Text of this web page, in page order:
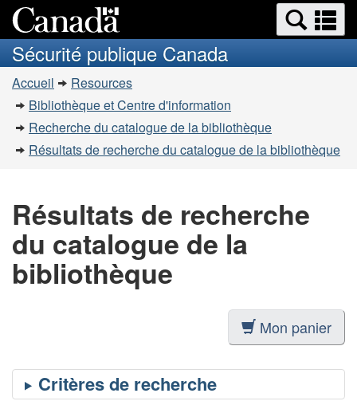
au
contenu
à
la
simplifiée
Recherche
et
menus
et
Sécurité publique Canada
Vous
êtes
ici
Accueil
Resources
Bibliothèque et Centre d'information
Recherche du catalogue de la bibliothèque
Résultats de recherche du catalogue de la bibliothèque
Résultats de recherche
du catalogue de la
bibliothèque
Mon panier